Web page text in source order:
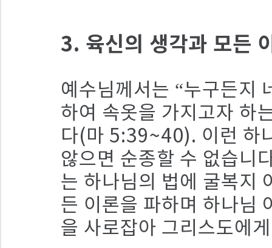
3. 육신의 생각과 모든
예수님께서는 “누구든지
하여 속옷을 가지고자 하
다(마 5:39~40). 이런 하
않으면 순종할 수 없습니
는 하나님의 법에 굴복지
든 이론을 파하며 하나님
을 사로잡아 그리스도에